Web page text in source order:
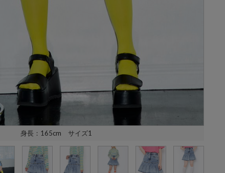
身長：165cm サイズ1